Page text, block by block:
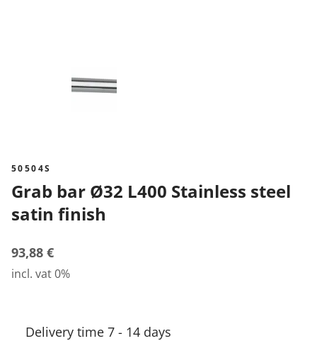
50504S
Grab bar Ø32 L400 Stainless steel
satin finish
93,88 €
incl. vat 0%
Delivery time 7 - 14 days